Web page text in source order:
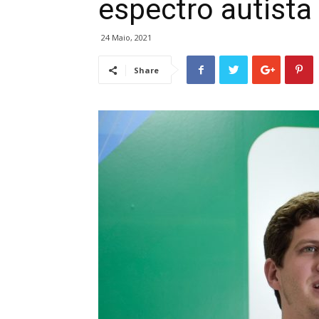
espectro autista
24 Maio, 2021
Share